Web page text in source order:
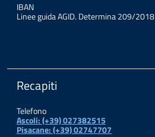
IBAN
Linee guida AGID. Determina 209/2018
Recapiti
Telefono
Ascoli: (+39) 027382515
Pisacane: (+39) 02747707